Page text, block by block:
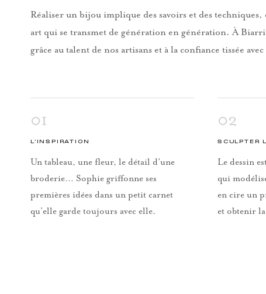
Réaliser un bijou implique des savoirs et des techniques,
art qui se transmet de génération en génération. À
grâce au talent de nos artisans et à la confiance tissée
01
L’INSPIRATION
Un tableau, une fleur, le détail d’une
broderie… Sophie griffonne ses
premières idées dans un petit carnet
qu’elle garde toujours avec elle.
02
SCULPTER
Le dessin
qui
en cire un
et obtenir